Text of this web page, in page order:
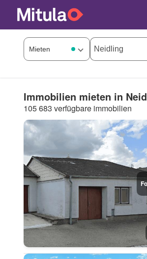
Immobilien mieten in
105 683 verfügbare immobilien